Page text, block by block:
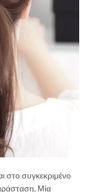
στο συγκεκριμένο
Μία